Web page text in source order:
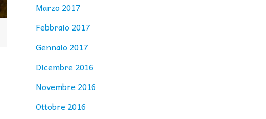
Marzo 2017
Febbraio 2017
Gennaio 2017
Dicembre 2016
Novembre 2016
Ottobre 2016